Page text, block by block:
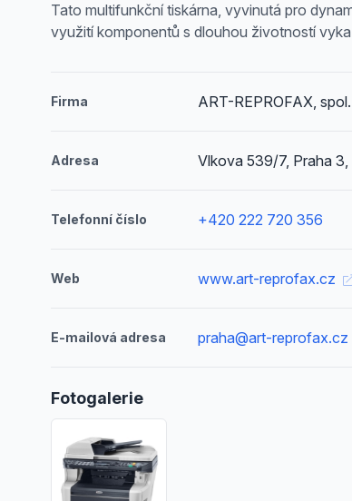
Tato multifunkční tiskárna, vyvinutá pro
využití komponentů s dlouhou životností
Firma ART-REPROFAX,
Adresa Vlkova 539/7, Praha
Telefonní číslo +420 222 720 356
Web www.art-reprofax.cz
E-mailová adresa praha@art-reprofax.cz
Fotogalerie